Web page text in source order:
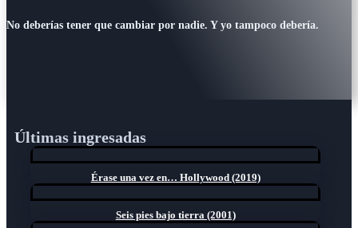
No deberías tener que cambiar por nadie. Y yo tampoco debería.
Últimas ingresadas
Érase una vez en… Hollywood (2019)
Seis pies bajo tierra (2001)